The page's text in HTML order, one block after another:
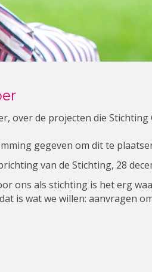
over de projecten die
gegeven om dit te
van de Stichting, 28
ons als stichting is het erg
is wat we willen: aanvragen